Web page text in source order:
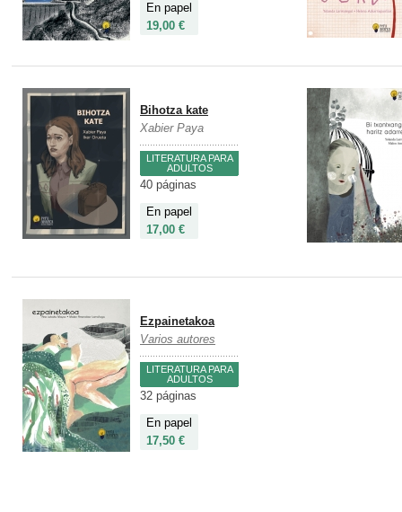
En papel
19,00 €
Bihotza kate
Xabier Paya
LITERATURA PARA
ADULTOS
40 páginas
En papel
17,00 €
Ezpainetakoa
Varios autores
LITERATURA PARA
ADULTOS
32 páginas
En papel
17,50 €